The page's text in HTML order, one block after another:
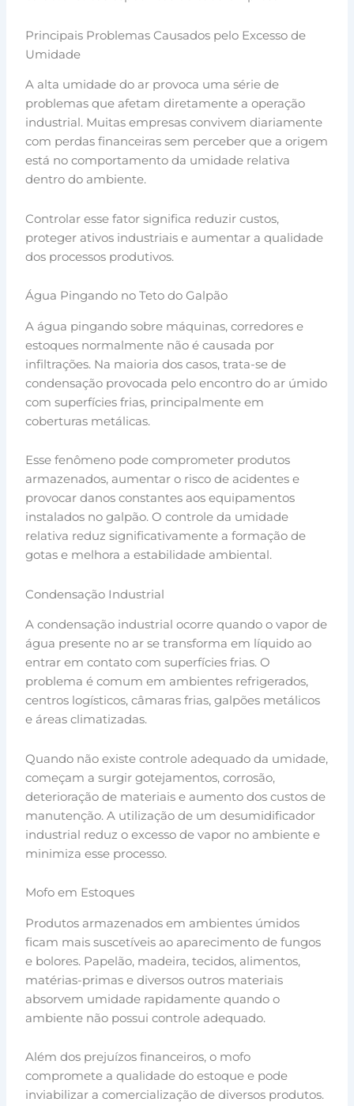
Principais Problemas Causados pelo Excesso de
Umidade
A alta umidade do ar provoca uma série de
problemas que afetam diretamente a operação
industrial. Muitas empresas convivem diariamente
com perdas financeiras sem perceber que a origem
está no comportamento da umidade relativa
dentro do ambiente.
Controlar esse fator significa reduzir custos,
proteger ativos industriais e aumentar a qualidade
dos processos produtivos.
Água Pingando no Teto do Galpão
A água pingando sobre máquinas, corredores e
estoques normalmente não é causada por
infiltrações. Na maioria dos casos, trata-se de
condensação provocada pelo encontro do ar úmido
com superfícies frias, principalmente em
coberturas metálicas.
Esse fenômeno pode comprometer produtos
armazenados, aumentar o risco de acidentes e
provocar danos constantes aos equipamentos
instalados no galpão. O controle da umidade
relativa reduz significativamente a formação de
gotas e melhora a estabilidade ambiental.
Condensação Industrial
A condensação industrial ocorre quando o vapor de
água presente no ar se transforma em líquido ao
entrar em contato com superfícies frias. O
problema é comum em ambientes refrigerados,
centros logísticos, câmaras frias, galpões metálicos
e áreas climatizadas.
Quando não existe controle adequado da umidade,
começam a surgir gotejamentos, corrosão,
deterioração de materiais e aumento dos custos de
manutenção. A utilização de um desumidificador
industrial reduz o excesso de vapor no ambiente e
minimiza esse processo.
Mofo em Estoques
Produtos armazenados em ambientes úmidos
ficam mais suscetíveis ao aparecimento de fungos
e bolores. Papelão, madeira, tecidos, alimentos,
matérias-primas e diversos outros materiais
absorvem umidade rapidamente quando o
ambiente não possui controle adequado.
Além dos prejuízos financeiros, o mofo
compromete a qualidade do estoque e pode
inviabilizar a comercialização de diversos produtos.